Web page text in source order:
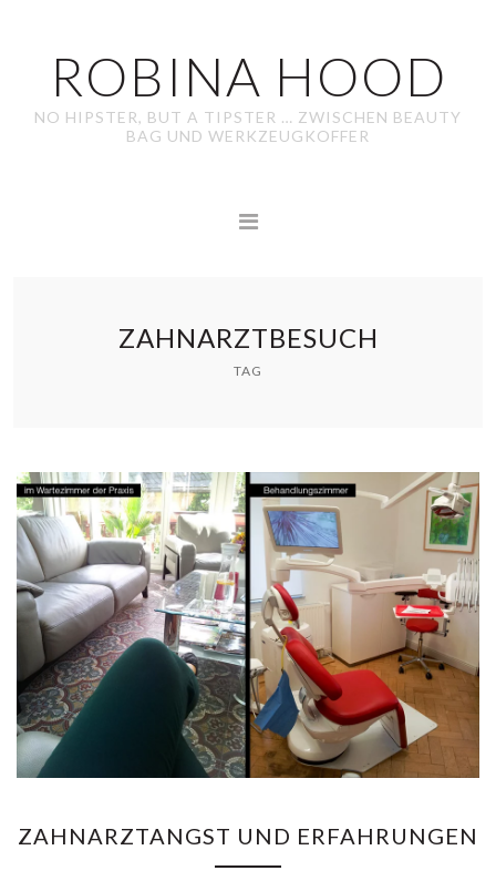
ROBINA HOOD
NO HIPSTER, BUT A TIPSTER … ZWISCHEN BEAUTY
BAG UND WERKZEUGKOFFER
ZAHNARZTBESUCH
TAG
ZAHNARZTANGST UND ERFAHRUNGEN